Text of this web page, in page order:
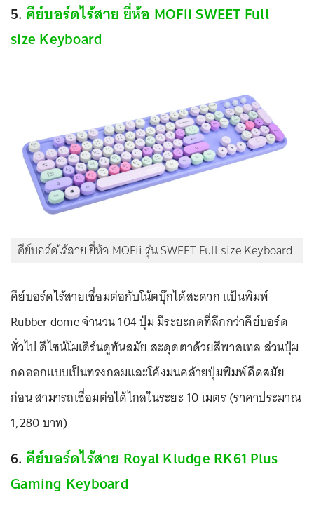
5. คีย์บอร์ดไร้สาย ยี่ห้อ MOFii SWEET Full
size Keyboard
คีย์บอร์ดไร้สาย ยี่ห้อ MOFii รุ่น SWEET Full size Keyboard
คีย์บอร์ดไร้สายเชื่อมต่อกับโน้ตบุ๊กได้สะดวก แป้นพิมพ์
Rubber dome จำนวน 104 ปุ่ม มีระยะกดที่ลึกกว่าคีย์บอร์ด
ทั่วไป ดีไซน์โมเดิร์นดูทันสมัย สะดุดตาด้วยสีพาสเทล ส่วนปุ่ม
กดออกแบบเป็นทรงกลมและโค้งมนคล้ายปุ่มพิมพ์ดีดสมัย
ก่อน สามารถเชื่อมต่อได้ไกลในระยะ 10 เมตร (ราคาประมาณ
1,280 บาท)
6. คีย์บอร์ดไร้สาย Royal Kludge RK61 Plus
Gaming Keyboard